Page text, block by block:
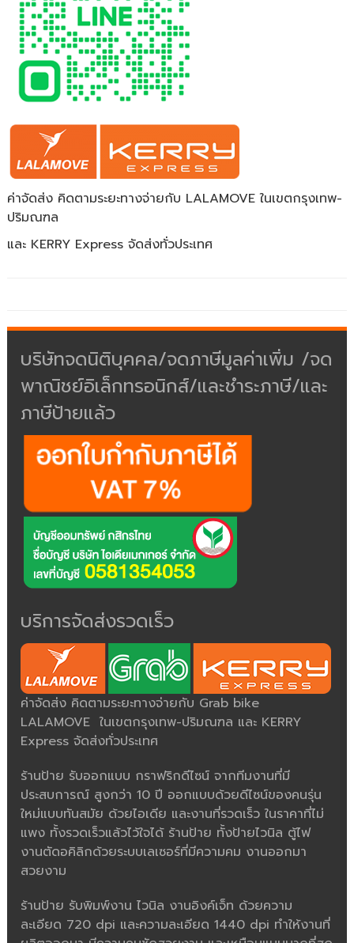
ค่าจัดส่ง คิดตามระยะทางจ่ายกับ LALAMOVE ในเขตกรุงเทพ-
ปริมณฑล
และ KERRY Express จัดส่งทั่วประเทศ
บริษัทจดนิติบุคคล/จดภาษีมูลค่าเพิ่ม /จด
พาณิชย์อิเล็กทรอนิกส์/และชำระภาษี/และ
ภาษีป้ายแล้ว
บริการจัดส่งรวดเร็ว
ค่าจัดส่ง คิดตามระยะทางจ่ายกับ Grab bike
LALAMOVE ในเขตกรุงเทพ-ปริมณฑล และ KERRY
Express จัดส่งทั่วประเทศ
ร้านป้าย รับออกแบบ กราฟริกดีไซน์ จากทีมงานที่มี
ประสบการณ์ สูงกว่า 10 ปี ออกแบบด้วยดีไซน์ของคนรุ่น
ใหม่แบบทันสมัย ด้วยไอเดีย และงานที่รวดเร็ว ในราคาที่ไม่
แพง ทั้งรวดเร็วแล้วไว้ใจได้ ร้านป้าย ทั้งป้ายไวนิล ตู้ไฟ
งานตัดอคิลิกด้วยระบบเลเซอร์ที่มีความคม งานออกมา
สวยงาม
ร้านป้าย รับพิมพ์งาน ไวนิล งานอิงค์เจ็ท ด้วยความ
ละเอียด 720 dpi และความละเอียด 1440 dpi ทำให้งานที่